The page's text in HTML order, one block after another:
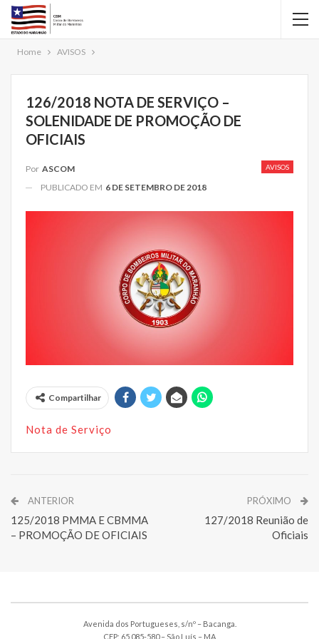
Home AVISOS
126/2018 NOTA DE SERVIÇO –
SOLENIDADE DE PROMOÇÃO DE
OFICIAIS
AVISOS
Por ASCOM
PUBLICADO EM 6 DE SETEMBRO DE 2018
Compartilhar
Nota de Serviço
ANTERIOR
125/2018 PMMA E CBMMA
– PROMOÇÃO DE OFICIAIS
PRÓXIMO
127/2018 Reunião de
Oficiais
Avenida dos Portugueses, s/nº – Bacanga.
CEP: 65.085-580 – São Luís – MA